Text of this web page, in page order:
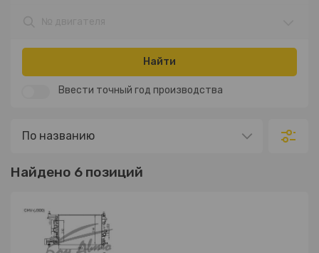
Найти
Ввести точный год производства
Найдено 6 позиций